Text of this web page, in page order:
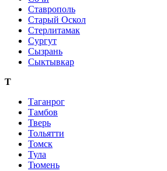
Ставрополь
Старый Оскол
Стерлитамак
Сургут
Сызрань
Сыктывкар
Т
Таганрог
Тамбов
Тверь
Тольятти
Томск
Тула
Тюмень